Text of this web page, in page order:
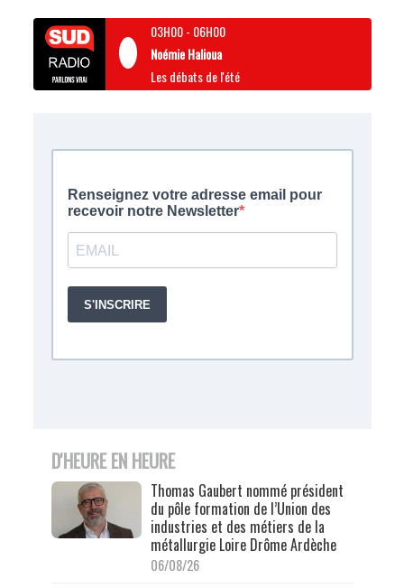
03H00- 06H00
Noémie Halioua
Les débats de l'été
D'HEURE EN HEURE
Thomas Gaubert nommé président
du pôle formation de l’Union des
industries et des métiers de la
métallurgie Loire Drôme Ardèche
06/08/26